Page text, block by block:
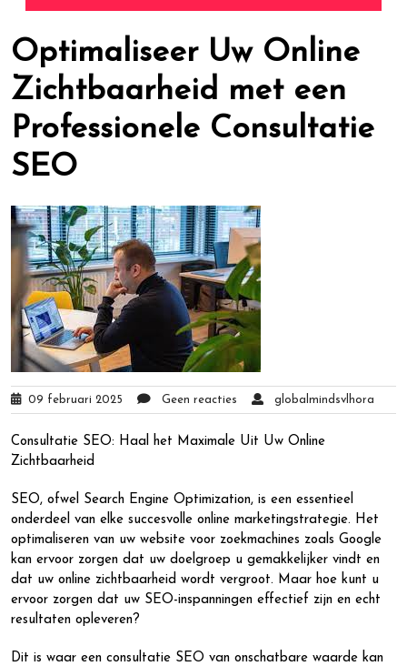
Optimaliseer Uw Online
Zichtbaarheid met een
Professionele Consultatie
SEO
09 februari 2025 Geen reacties globalmindsvlhora
Consultatie SEO: Haal het Maximale Uit Uw Online
Zichtbaarheid
SEO, ofwel Search Engine Optimization, is een essentieel
onderdeel van elke succesvolle online marketingstrategie. Het
optimaliseren van uw website voor zoekmachines zoals Google
kan ervoor zorgen dat uw doelgroep u gemakkelijker vindt en
dat uw online zichtbaarheid wordt vergroot. Maar hoe kunt u
ervoor zorgen dat uw SEO-inspanningen effectief zijn en echt
resultaten opleveren?
Dit is waar een consultatie SEO van onschatbare waarde kan